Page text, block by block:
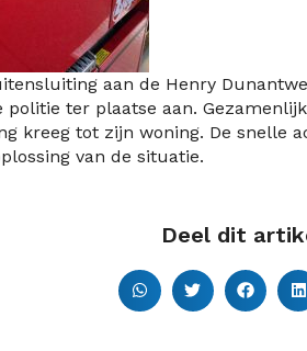
aan de Henry
politie ter plaatse aan.
kreeg tot zijn woning. De snelle
van de situatie.
Deel dit